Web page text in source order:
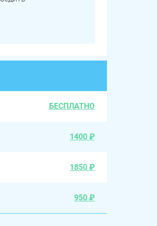
БЕСПЛАТНО
1400 ₽
1850 ₽
950 ₽